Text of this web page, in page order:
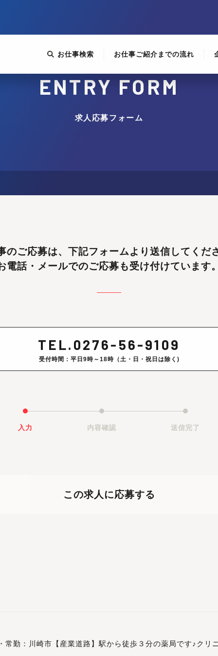
お仕事検索 お仕事ご紹介までの流れ
ENTRY FORM
求人応募フォーム
のご応募は、 下記フォームより送信してくだ
電話・メールでのご応募も受け付けています。
TEL.0276-56-9109
受付時間：平日9時～18時（土・日・祝日は除く)
入力 内容確認 送信完了
この求人に応募する